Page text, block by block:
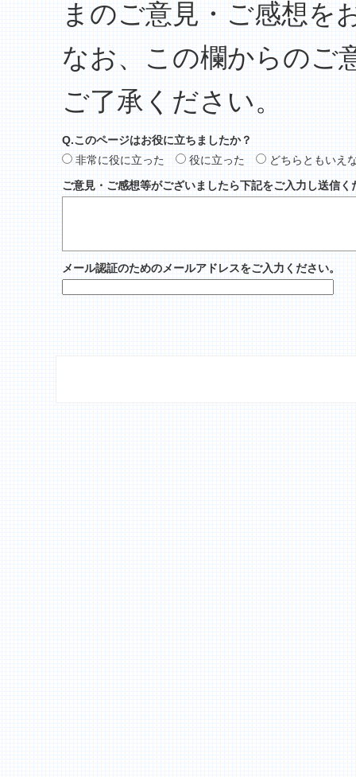
まのご意見・ご感想を
なお、この欄からのご
ご了承ください。
Q.このページはお役に立ちましたか？
非常に役に立った
役に立った
どちらともいえ
ご意見・ご感想等がございましたら下記をご入力し送信く
メール認証のためのメールアドレスをご入力ください。